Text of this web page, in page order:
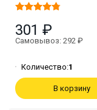
301 ₽
Самовывоз: 292 ₽
Количество:1
В корзину